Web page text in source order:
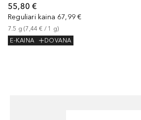
55,80 €
Reguliari kaina 67,99 €
7.5 g (7,44 € / 1 g)
E-KAINA
DOVANA